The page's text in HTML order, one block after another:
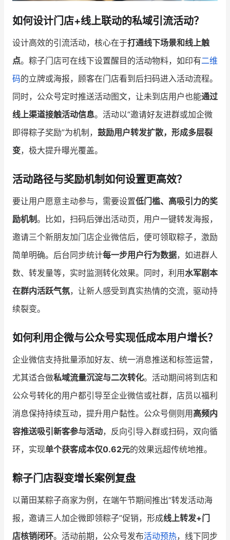
有赞云 数据通服务
如何设计门店+线上联动的私域引流活动？
设计高效的引流活动，核心在于打通线下场景和线上触
点。粽子门店可在线下设置醒目的活动物料，如印有二维
码的立牌或海报，顾客在门店看到后扫码进入活动流程。
同时，公众号定时推送活动图文，让未到店用户也能通过
线上渠道接触活动信息。活动以“邀请好友进群或加企微
即得粽子奖励”为机制， 鼓励用户转发扩散，形成多层裂
变，极大提升曝光覆盖。
活动路径与奖励机制如何设置更高效？
要让用户愿意主动参与，需要设置低门槛、高吸引力的奖
励机制。比如，扫码后弹出活动页，用户一键转发海报，
邀请三个新朋友加门店企业微信后，便可领取粽子，激励
简单明确。后台同步统计每一步用户行为数据，如进群人
数、转发量等，实时监测转化效果。同时，利用水军剧本
在群内活跃气氛，让新人感受到真实热情的交流，驱动持
续裂变。
如何利用企微与公众号实现低成本用户增长？
企业微信支持批量添加好友、统一消息推送和标签运营，
尤其适合做私域流量沉淀与二次转化。活动期间将到店和
公众号转化的用户都引导至企业微信或社群，店员以福利
消息保持持续互动，提升用户黏性。公众号侧则用高频内
容推送吸引新客参与活动，反向引导入群或扫码，双向循
环，实现单个获客成本仅0.62元的效果远超传统地推。
粽子门店裂变增长案例复盘
以莆田某粽子商家为例，在端午节期间推出“转发活动海
报，邀请三人加企微即领粽子”促销，形成线上转发+门
店核销闭环。活动前期，公众号发布活动预热，线下同步